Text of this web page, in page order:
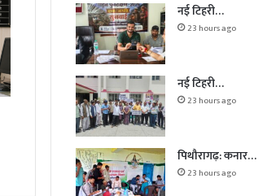
नई टिहरी…
23 hours ago
नई टिहरी…
23 hours ago
पिथौरागढ़: कनार…
23 hours ago